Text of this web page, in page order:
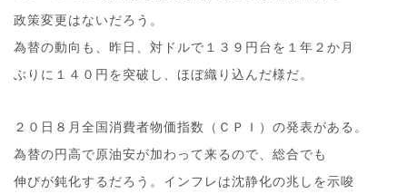
政策変更はないだろう。
為替の動向も、昨日、対ドルで１３９円台を１年２か月
ぶりに１４０円を突破し、ほぼ織り込んだ様だ。
２０日８月全国消費者物価指数（ＣＰＩ）の発表がある。
為替の円高で原油安が加わって来るので、総合でも
伸びが鈍化するだろう。インフレは沈静化の兆しを示唆